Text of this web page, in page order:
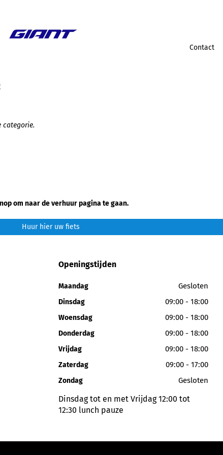
Contact
categorie.
om naar de verhuur pagina te gaan.
Huur hier uw fiets
Openingstijden
Maandag Gesloten
Dinsdag 09:00 - 18:00
Woensdag 09:00 - 18:00
Donderdag 09:00 - 18:00
Vrijdag 09:00 - 18:00
Zaterdag 09:00 - 17:00
Zondag Gesloten
Dinsdag tot en met Vrijdag 12:00 tot
12:30 lunch pauze